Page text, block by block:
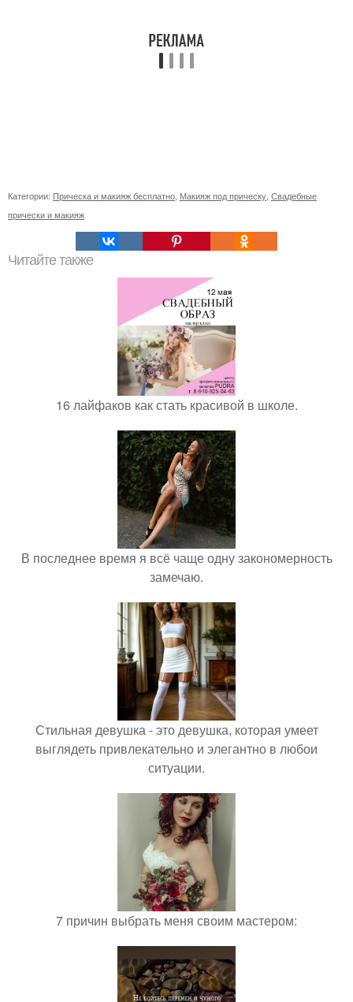
Категории: Прическа и макияж бесплатно Макияж под прическу Свадебные
прически и макияж
Читайте также
16 лайфаков как стать красивой в школе.
В последнее время я всё чаще одну закономерность
замечаю.
Стильная девушка - это девушка, которая умеет
выглядеть привлекательно и элегантно в любои
ситуации.
7 причин выбрать меня своим мастером: